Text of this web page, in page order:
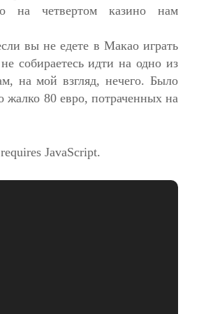
на четвертом казино нам
вы не едете в Макао играть
собираетесь идти на одно из
на мой взгляд, нечего. Было
жалко 80 евро, потраченных на
JavaScript.